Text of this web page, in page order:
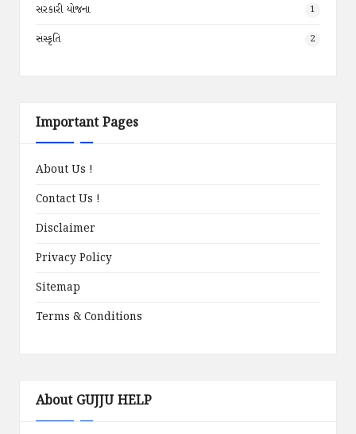
સરકારી યોજના 1
સંસ્કૃતિ 2
Important Pages
About Us !
Contact Us !
Disclaimer
Privacy Policy
Sitemap
Terms & Conditions
About GUJJU HELP